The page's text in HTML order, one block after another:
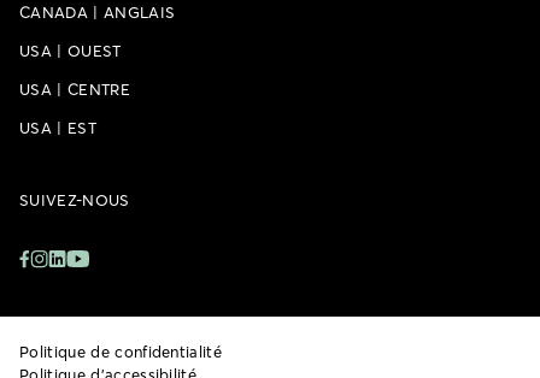
CANADA | ANGLAIS
USA | OUEST
USA | CENTRE
USA | EST
SUIVEZ-NOUS
Politique de confidentialité
Politique d’accessibilité